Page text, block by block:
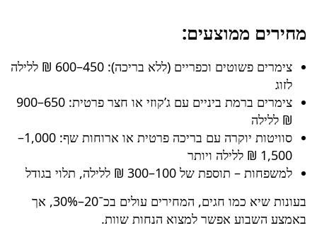
מחירים ממוצעים:
צימרים פשוטים וכפריים (ללא בריכה): 450–600 ₪ ללילה
לזוג
צימרים ברמת ביניים עם ג’קוזי או חצר פרטית: 650–900
₪ ללילה
סוויטות יוקרה עם בריכה פרטית או ארוחות שף: 1,000–
1,500 ₪ ללילה ויותר
למשפחות – תוספת של 100–300 ₪ ללילה, תלוי בגודל
בעונות שיא כמו חגים, המחירים עולים בכ־20–30%, אך
באמצע השבוע אפשר למצוא הנחות שוות.